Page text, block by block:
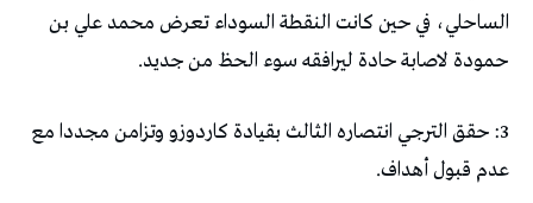
الساحلي، في حين كانت النقطة السوداء تعرض محمد علي بن
حمودة لاصابة حادة ليرافقه سوء الحظ من جديد.
3: حقق الترجي انتصاره الثالث بقيادة كاردوزو وتزامن مجددا مع
عدم قبول أهداف.